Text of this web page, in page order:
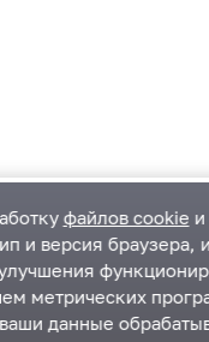
Московской
файлов cookie
и версия браузера,
метрических
данные